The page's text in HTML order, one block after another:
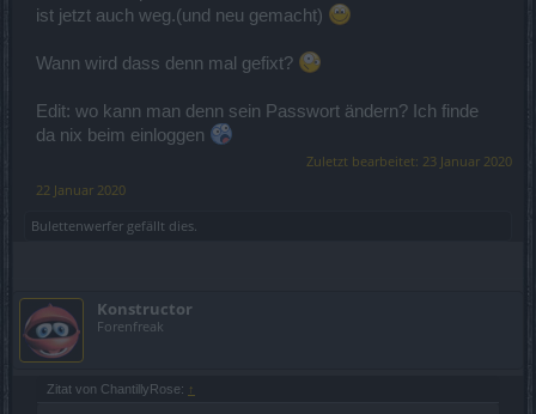
ist jetzt auch weg.(und neu gemacht)
Wann wird dass denn mal gefixt?
Edit: wo kann man denn sein Passwort ändern? Ich finde
da nix beim einloggen
Zuletzt bearbeitet: 23 Januar 2020
22 Januar 2020
Bulettenwerfer gefällt dies.
Konstructor
Forenfreak
Zitat von ChantillyRose: ↑